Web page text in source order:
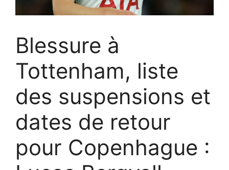
Blessure à
Tottenham, liste
des suspensions et
dates de retour
pour Copenhague :